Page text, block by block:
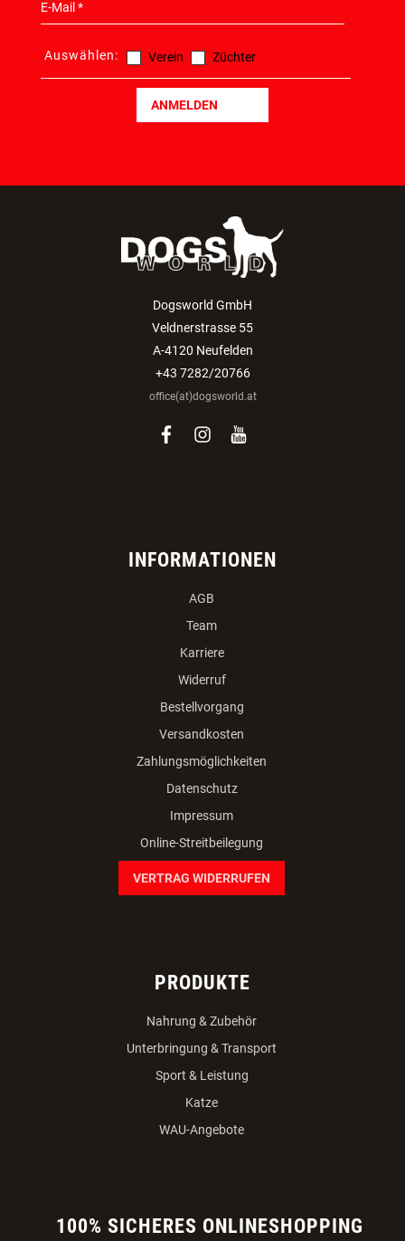
Auswählen: Verein Züchter
ANMELDEN
Dogsworld GmbH
Veldnerstrasse 55
A-4120 Neufelden
+43 7282/20766
office(at)dogsworld.at
facebook
instagram
youtube
INFORMATIONEN
AGB
Team
Karriere
Widerruf
Bestellvorgang
Versandkosten
Zahlungsmöglichkeiten
Datenschutz
Impressum
Online-Streitbeilegung
VERTRAG WIDERRUFEN
PRODUKTE
Nahrung & Zubehör
Unterbringung & Transport
Sport & Leistung
Katze
WAU-Angebote
100% SICHERES ONLINESHOPPING